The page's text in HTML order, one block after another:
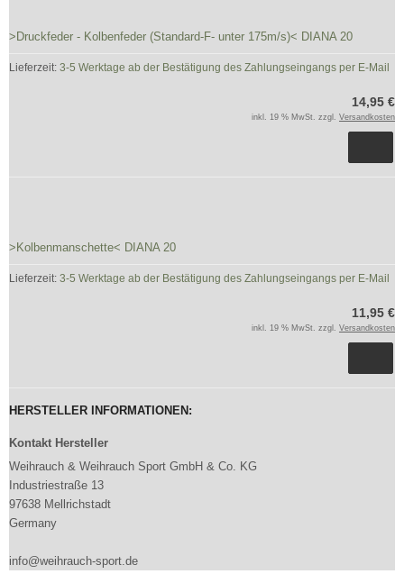
>Druckfeder - Kolbenfeder (Standard-F- unter 175m/s)< DIANA 20
Lieferzeit: 3-5 Werktage ab der Bestätigung des Zahlungseingangs per E-Mail
14,95 €
inkl. 19 % MwSt. zzgl. Versandkosten
>Kolbenmanschette< DIANA 20
Lieferzeit: 3-5 Werktage ab der Bestätigung des Zahlungseingangs per E-Mail
11,95 €
inkl. 19 % MwSt. zzgl. Versandkosten
HERSTELLER INFORMATIONEN:
Kontakt Hersteller
Weihrauch & Weihrauch Sport GmbH & Co. KG
Industriestraße 13
97638 Mellrichstadt
Germany
info@weihrauch-sport.de